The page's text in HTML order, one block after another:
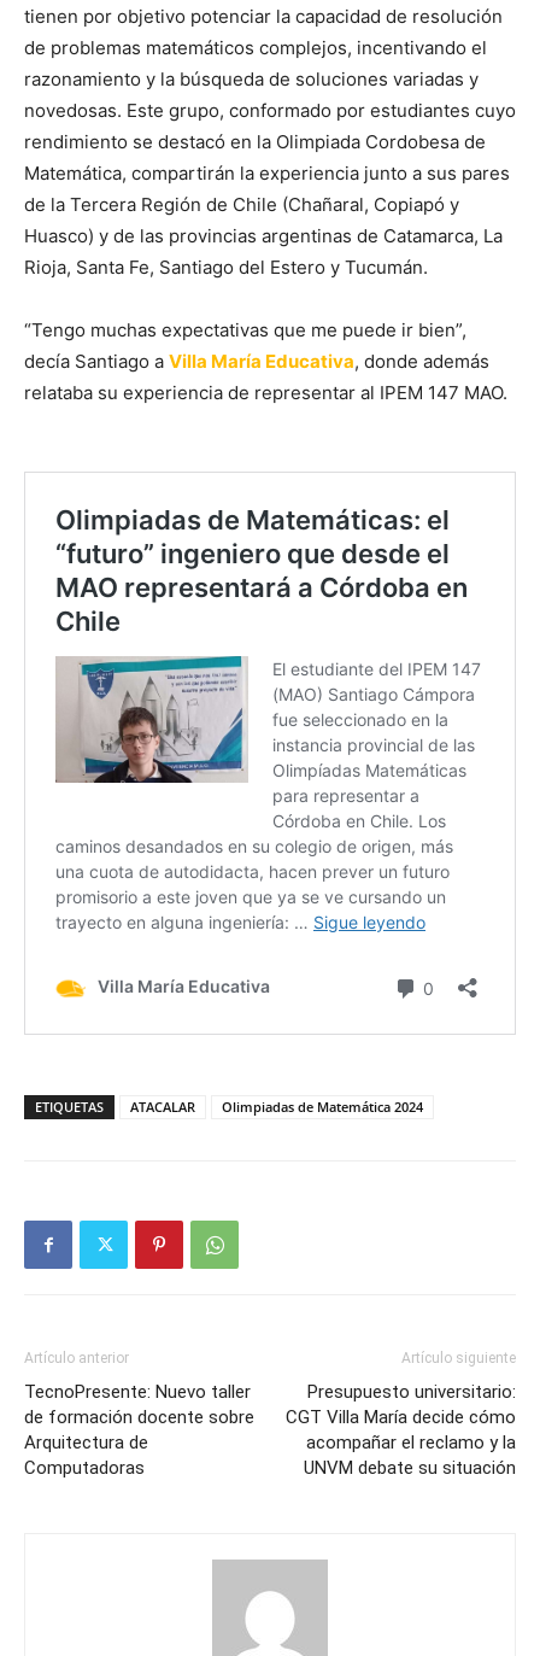
tienen por objetivo potenciar la capacidad de resolución
de problemas matemáticos complejos, incentivando el
razonamiento y la búsqueda de soluciones variadas y
novedosas. Este grupo, conformado por estudiantes cuyo
rendimiento se destacó en la Olimpiada Cordobesa de
Matemática, compartirán la experiencia junto a sus pares
de la Tercera Región de Chile (Chañaral, Copiapó y
Huasco) y de las provincias argentinas de Catamarca, La
Rioja, Santa Fe, Santiago del Estero y Tucumán.
“Tengo muchas expectativas que me puede ir bien”,
decía Santiago a Villa María Educativa, donde además
relataba su experiencia de representar al IPEM 147 MAO.
ETIQUETAS ATACALAR Olimpiadas de Matemática 2024
Artículo anterior
TecnoPresente: Nuevo taller
de formación docente sobre
Arquitectura de
Computadoras
Artículo siguiente
Presupuesto universitario:
CGT Villa María decide cómo
acompañar el reclamo y la
UNVM debate su situación